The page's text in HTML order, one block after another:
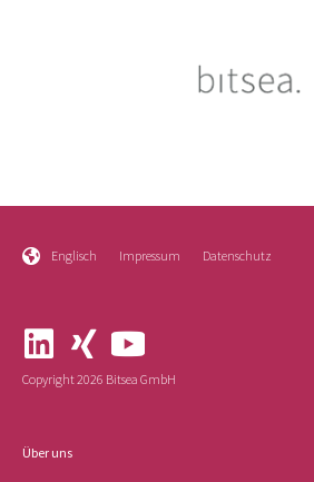
Datenschutz
Impressum
Englisch
Copyright 2026 Bitsea GmbH
Über uns